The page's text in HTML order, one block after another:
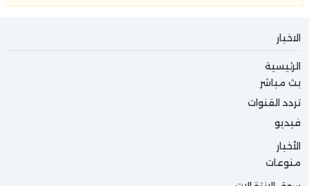
الاخبار
الرئيسية
بث مباشر
تردد القنوات
فيديو
الأخبار
منوعات